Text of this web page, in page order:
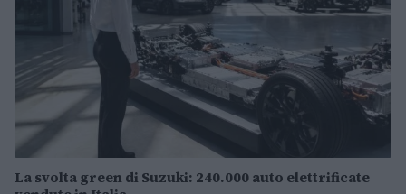
La svolta green di Suzuki: 240.000 auto elettrificate